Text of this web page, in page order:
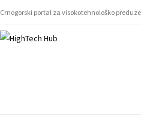
Crnogorski portal za visokotehnološko